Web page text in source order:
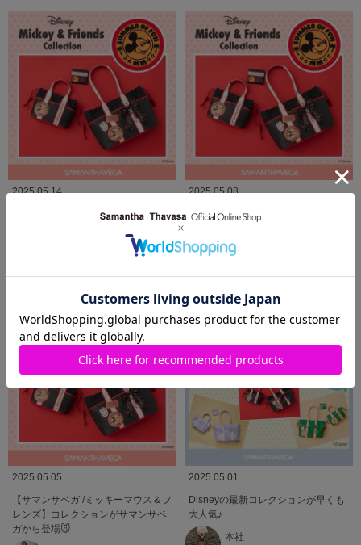
2025.05.14
ミッキー&フレンズ 発売中🖤🐭
Samantha Thavasa
2025.05.08
ディズニーフレンズコレクションの
Samantha Thavasa
2025.05.05
【サマンサベガ /ミッキーマウス＆フ
レンズ】コレクションがサマンサベ
ガから登場🐭
2025.05.01
Disneyの最新コレクションが早くも
大人気♪
本社